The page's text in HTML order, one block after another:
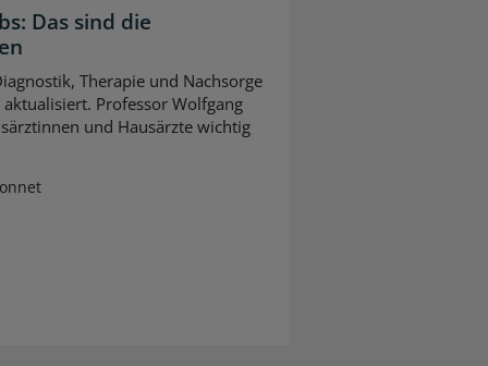
Das sind die
Therapie und Nachsorge
Professor Wolfgang
und Hausärzte wichtig